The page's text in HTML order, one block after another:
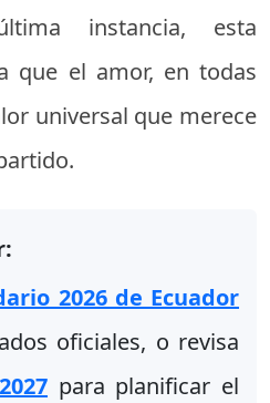
instancia, esta
que el amor, en todas
universal que merece
2026 de Ecuador
oficiales, o revisa
para planificar el